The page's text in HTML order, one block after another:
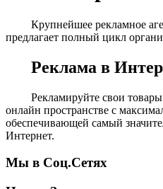
Крупнейшее рекламное
предлагает полный цикл
Реклама в
Рекламируйте свои
онлайн пространстве с
обеспечивающей самый
Интернет.
Мы в Соц.Сетях